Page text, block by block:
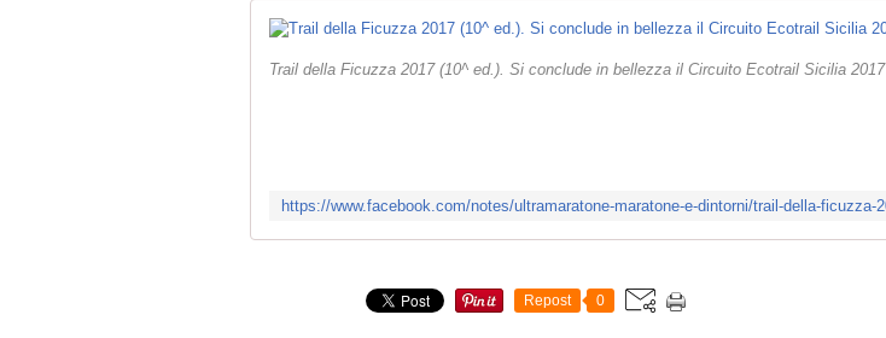
Trail della Ficuzza 2017 (10^ ed.). Si conclude in bellezza il Circuito Ecotrail Sicilia 2017
Repost 0